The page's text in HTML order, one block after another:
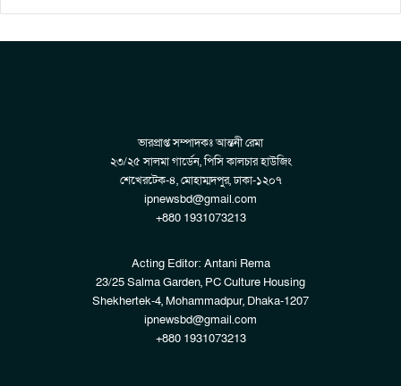
ভারপ্রাপ্ত সম্পাদকঃ আন্তনী রেমা
২৩/২৫ সালমা গার্ডেন, পিসি কালচার হাউজিং
শেখেরটেক-৪, মোহাম্মদপুর, ঢাকা-১২০৭
ipnewsbd@gmail.com
+880 1931073213
Acting Editor: Antani Rema
23/25 Salma Garden, PC Culture Housing
Shekhertek-4, Mohammadpur, Dhaka-1207
ipnewsbd@gmail.com
+880 1931073213